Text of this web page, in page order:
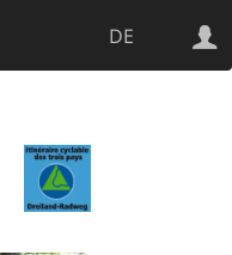
DE